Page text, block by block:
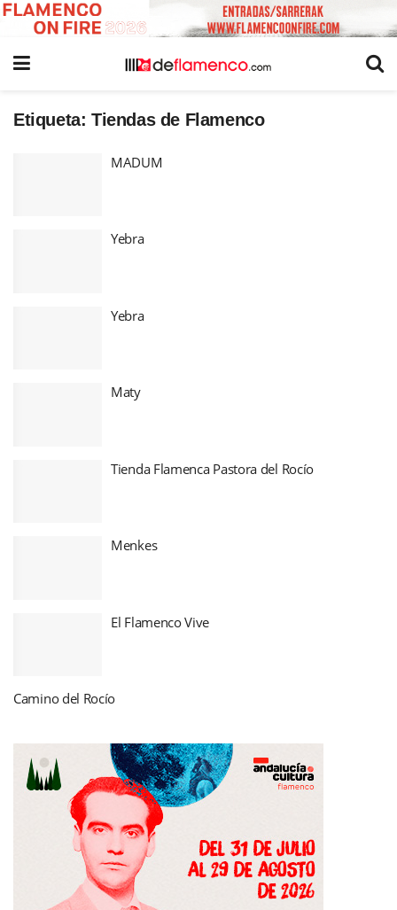
Etiqueta: Tiendas de Flamenco
MADUM
Yebra
Yebra
Maty
Tienda Flamenca Pastora del Rocío
Menkes
El Flamenco Vive
Camino del Rocío